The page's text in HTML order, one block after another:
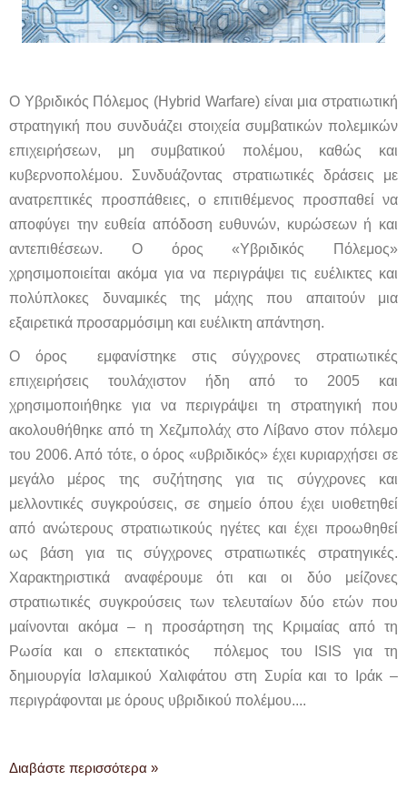
Ο Υβριδικός Πόλεμος (Hybrid Warfare) είναι μια στρατιωτική
στρατηγική που συνδυάζει στοιχεία συμβατικών πολεμικών
επιχειρήσεων, μη συμβατικού πολέμου, καθώς και
κυβερνοπολέμου. Συνδυάζοντας στρατιωτικές δράσεις με
ανατρεπτικές προσπάθειες, ο επιτιθέμενος προσπαθεί να
αποφύγει την ευθεία απόδοση ευθυνών, κυρώσεων ή και
αντεπιθέσεων. Ο όρος «Υβριδικός Πόλεμος»
χρησιμοποιείται ακόμα για να περιγράψει τις ευέλικτες και
πολύπλοκες δυναμικές της μάχης που απαιτούν μια
εξαιρετικά προσαρμόσιμη και ευέλικτη απάντηση.
Ο όρος εμφανίστηκε στις σύγχρονες στρατιωτικές
επιχειρήσεις τουλάχιστον ήδη από το 2005 και
χρησιμοποιήθηκε για να περιγράψει τη στρατηγική που
ακολουθήθηκε από τη Χεζμπολάχ στο Λίβανο στον πόλεμο
του 2006. Από τότε, ο όρος «υβριδικός» έχει κυριαρχήσει σε
μεγάλο μέρος της συζήτησης για τις σύγχρονες και
μελλοντικές συγκρούσεις, σε σημείο όπου έχει υιοθετηθεί
από ανώτερους στρατιωτικούς ηγέτες και έχει προωθηθεί
ως βάση για τις σύγχρονες στρατιωτικές στρατηγικές.
Χαρακτηριστικά αναφέρουμε ότι και οι δύο μείζονες
στρατιωτικές συγκρούσεις των τελευταίων δύο ετών που
μαίνονται ακόμα – η προσάρτηση της Κριμαίας από τη
Ρωσία και ο επεκτατικός πόλεμος του ISIS για τη
δημιουργία Ισλαμικού Χαλιφάτου στη Συρία και το Ιράκ –
περιγράφονται με όρους υβριδικού πολέμου....
Διαβάστε περισσότερα »